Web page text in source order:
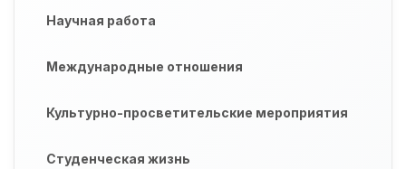
Научная работа
Международные отношения
Культурно-просветительские мероприятия
Студенческая жизнь